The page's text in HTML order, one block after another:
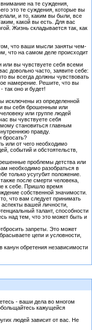
на те суждения,
это те суждения, которые вы
и то, каким вы были, все
какой вы есть. Для вас
Жизнь складывается так, как
что ваши мысли заняты чем-
что на самом деле происходит
или вы чувствуете себя всеми
довольно часто, заявите себе:
вы всегда должны чувствовать
намерение. Решите, что вы
так оно и будет!
исключены из определенной
вы себя брошенным или
или группе людей
вы чувствуете себя
становиться главным
правду.
бросать?
или от чего необходимо
событий и обстоятельств,
проблемы детства или
необходимо разобраться в
только усугубит положение.
после смерти человека,
к себе. Пришло время
собственной значимости.
что вам следует принимать
вашей личности,
талант, способности
над тем, что это может быть и
запреты. Это может
цепи и условности,
канун обретения независимости
- ваши дела во многом
кажущейся
людей зависит от вас. Не